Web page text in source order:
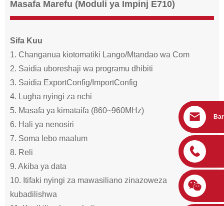
Masafa Marefu (Moduli ya Impinj E710)
Sifa Kuu
1. Changanua kiotomatiki Lango/Mtandao wa Com
2. Saidia uboreshaji wa programu dhibiti
3. Saidia ExportConfig/ImportConfig
4. Lugha nyingi za nchi
5. Masafa ya kimataifa (860~960MHz)
6. Hali ya nenosiri
7. Soma lebo maalum
8. Reli
9. Akiba ya data
10. Itifaki nyingi za mawasiliano zinazoweza
kubadilishwa